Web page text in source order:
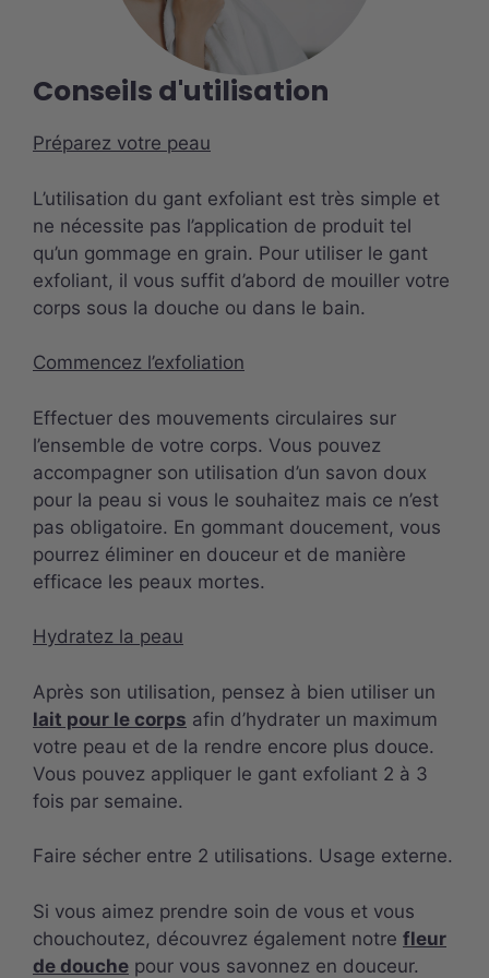
Conseils d'utilisation
Préparez votre peau
L’utilisation du gant exfoliant est très simple et
ne nécessite pas l’application de produit tel
qu’un gommage en grain. Pour utiliser le gant
exfoliant, il vous suffit d’abord de mouiller votre
corps sous la douche ou dans le bain.
Commencez l’exfoliation
Effectuer des mouvements circulaires sur
l’ensemble de votre corps. Vous pouvez
accompagner son utilisation d’un savon doux
pour la peau si vous le souhaitez mais ce n’est
pas obligatoire. En gommant doucement, vous
pourrez éliminer en douceur et de manière
efficace les peaux mortes.
Hydratez la peau
Après son utilisation, pensez à bien utiliser un
lait pour le corps afin d’hydrater un maximum
votre peau et de la rendre encore plus douce.
Vous pouvez appliquer le gant exfoliant 2 à 3
fois par semaine.
Faire sécher entre 2 utilisations. Usage externe.
Si vous aimez prendre soin de vous et vous
chouchoutez, découvrez également notre fleur
de douche pour vous savonnez en douceur.